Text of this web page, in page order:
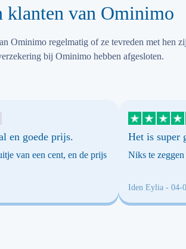
klanten van Ominimo
Ominimo regelmatig of ze tevreden met hen
bij Ominimo hebben afgesloten.
en goede prijs.
van een cent, en de prijs
Het is super
Niks te
Iden Eylia - 04-